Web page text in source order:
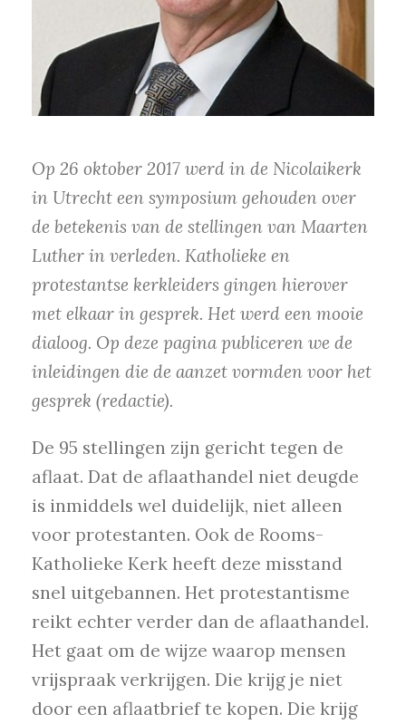
Op 26 oktober 2017 werd in de Nicolaikerk
in Utrecht een symposium gehouden over
de betekenis van de stellingen van Maarten
Luther in verleden. Katholieke en
protestantse kerkleiders gingen hierover
met elkaar in gesprek. Het werd een mooie
dialoog. Op deze pagina publiceren we de
inleidingen die de aanzet vormden voor het
gesprek (redactie).
De 95 stellingen zijn gericht tegen de
aflaat. Dat de aflaathandel niet deugde
is inmiddels wel duidelijk, niet alleen
voor protestanten. Ook de Rooms-
Katholieke Kerk heeft deze misstand
snel uitgebannen. Het protestantisme
reikt echter verder dan de aflaathandel.
Het gaat om de wijze waarop mensen
vrijspraak verkrijgen. Die krijg je niet
door een aflaatbrief te kopen. Die krijg